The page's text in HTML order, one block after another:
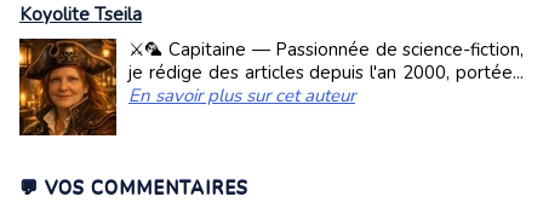
Koyolite Tseila
⚔️🦜 Capitaine — Passionnée de science-fiction,
je rédige des articles depuis l'an 2000, portée...
En savoir plus sur cet auteur
💬 VOS COMMENTAIRES